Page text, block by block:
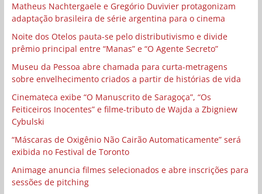
Matheus Nachtergaele e Gregório Duvivier protagonizam
adaptação brasileira de série argentina para o cinema
Noite dos Otelos pauta-se pelo distributivismo e divide
prêmio principal entre “Manas” e “O Agente Secreto”
Museu da Pessoa abre chamada para curta-metragens
sobre envelhecimento criados a partir de histórias de vida
Cinemateca exibe “O Manuscrito de Saragoça”, “Os
Feiticeiros Inocentes” e filme-tributo de Wajda a Zbigniew
Cybulski
“Máscaras de Oxigênio Não Cairão Automaticamente” será
exibida no Festival de Toronto
Animage anuncia filmes selecionados e abre inscrições para
sessões de pitching